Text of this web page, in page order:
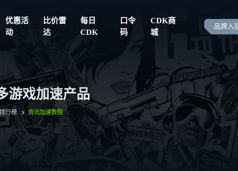
优惠活
动
比价雷
达
每日
CDK
口令
码
CDK商
城
品牌入
游戏加速产品
行榜 资讯加速教程